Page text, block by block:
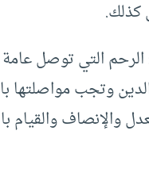
كذلك.
الرحم التي توصل
وتجب مواصلتها
والإنصاف والقيام